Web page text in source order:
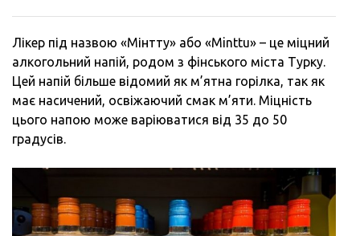
Лікер під назвою «Мінтту» або «Minttu» – це міцний
алкогольний напій, родом з фінського міста Турку.
Цей напій більше відомий як м’ятна горілка, так як
має насичений, освіжаючий смак м’яти. Міцність
цього напою може варіюватися від 35 до 50
градусів.